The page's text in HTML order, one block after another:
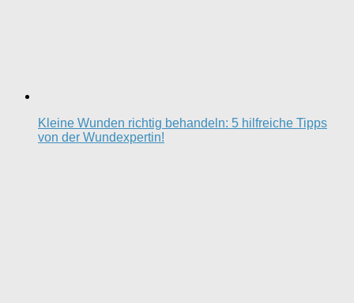
Kleine Wunden richtig behandeln: 5 hilfreiche Tipps
von der Wundexpertin!